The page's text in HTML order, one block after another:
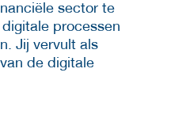
sector te
processen
Jij vervult als
de digitale